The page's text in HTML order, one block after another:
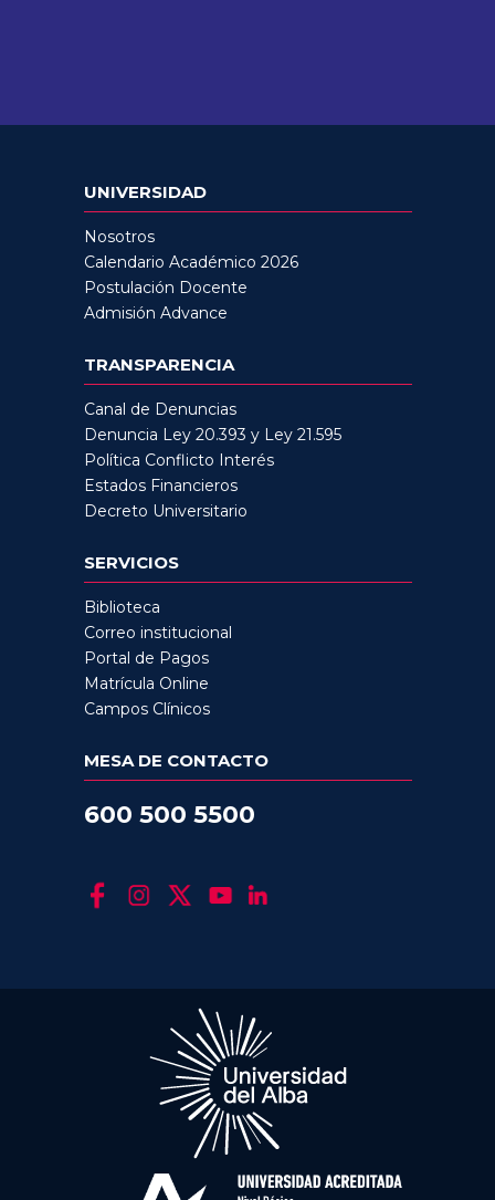
UNIVERSIDAD
Nosotros
Calendario Académico 2026
Postulación Docente
Admisión Advance
TRANSPARENCIA
Canal de Denuncias
Denuncia Ley 20.393 y Ley 21.595
Política Conflicto Interés
Estados Financieros
Decreto Universitario
SERVICIOS
Biblioteca
Correo institucional
Portal de Pagos
Matrícula Online
Campos Clínicos
MESA DE CONTACTO
600 500 5500